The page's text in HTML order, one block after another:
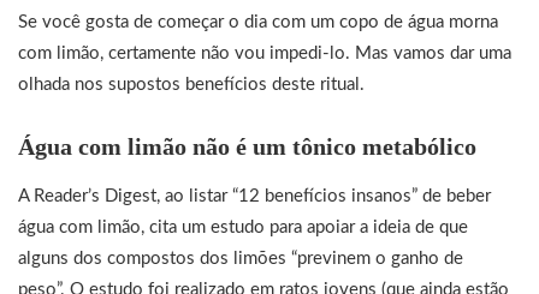
Se você gosta de começar o dia com um copo de água morna
com limão, certamente não vou impedi-lo. Mas vamos dar uma
olhada nos supostos benefícios deste ritual.
Água com limão não é um tônico metabólico
A Reader’s Digest, ao listar “12 benefícios insanos” de beber
água com limão, cita um estudo para apoiar a ideia de que
alguns dos compostos dos limões “previnem o ganho de
peso”. O estudo foi realizado em ratos jovens (que ainda estão